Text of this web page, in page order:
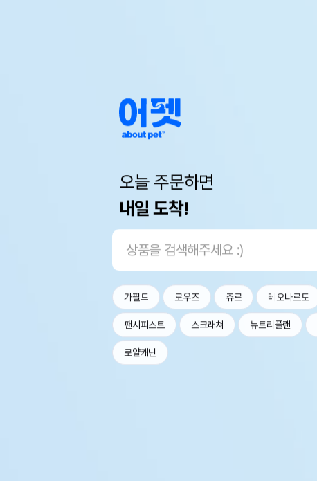
오늘 주문하면
내일 도착!
가필드 로우즈 츄르 레오나르도
팬시피스트 스크래쳐 뉴트리플랜
로얄캐닌